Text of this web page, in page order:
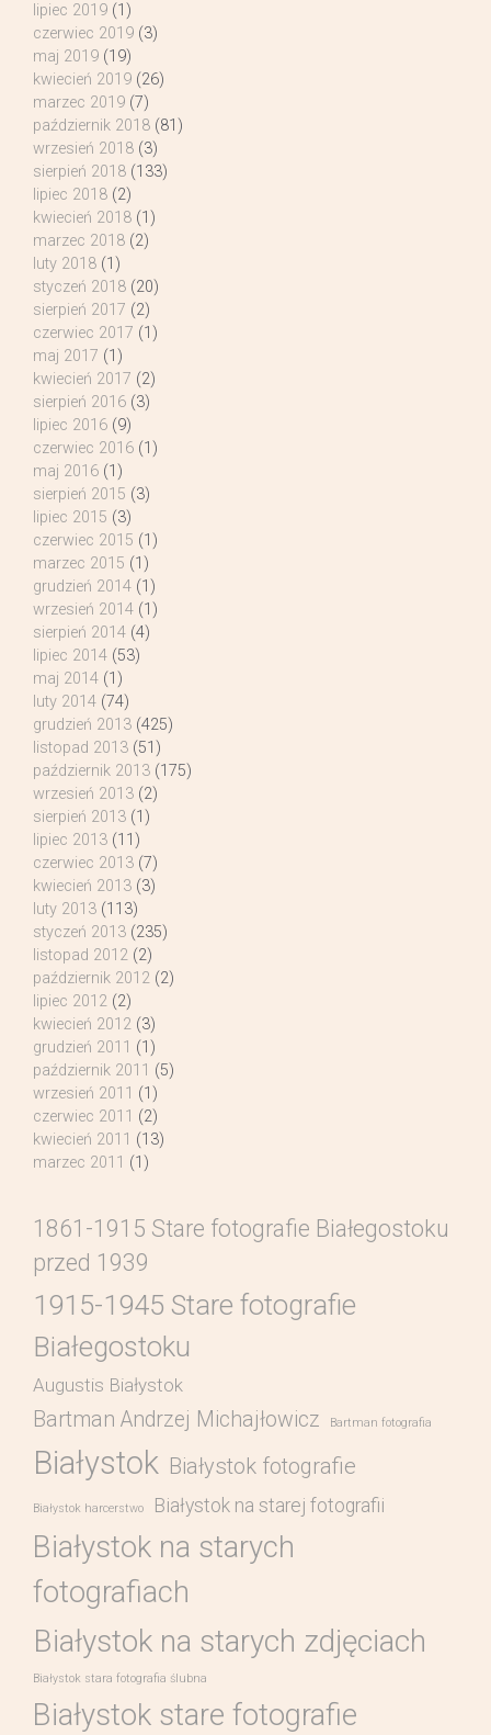
lipiec 2019 (1)
czerwiec 2019 (3)
maj 2019 (19)
kwiecień 2019 (26)
marzec 2019 (7)
październik 2018 (81)
wrzesień 2018 (3)
sierpień 2018 (133)
lipiec 2018 (2)
kwiecień 2018 (1)
marzec 2018 (2)
luty 2018 (1)
styczeń 2018 (20)
sierpień 2017 (2)
czerwiec 2017 (1)
maj 2017 (1)
kwiecień 2017 (2)
sierpień 2016 (3)
lipiec 2016 (9)
czerwiec 2016 (1)
maj 2016 (1)
sierpień 2015 (3)
lipiec 2015 (3)
czerwiec 2015 (1)
marzec 2015 (1)
grudzień 2014 (1)
wrzesień 2014 (1)
sierpień 2014 (4)
lipiec 2014 (53)
maj 2014 (1)
luty 2014 (74)
grudzień 2013 (425)
listopad 2013 (51)
październik 2013 (175)
wrzesień 2013 (2)
sierpień 2013 (1)
lipiec 2013 (11)
czerwiec 2013 (7)
kwiecień 2013 (3)
luty 2013 (113)
styczeń 2013 (235)
listopad 2012 (2)
październik 2012 (2)
lipiec 2012 (2)
kwiecień 2012 (3)
grudzień 2011 (1)
październik 2011 (5)
wrzesień 2011 (1)
czerwiec 2011 (2)
kwiecień 2011 (13)
marzec 2011 (1)
1861-1915 Stare fotografie Białegostoku
przed 1939
1915-1945 Stare fotografie
Białegostoku
Augustis Białystok
Bartman Andrzej Michajłowicz Bartman fotografia
Białystok Białystok fotografie
Białystok harcerstwo Białystok na starej fotografii
Białystok na starych
fotografiach
Białystok na starych zdjęciach
Białystok stara fotografia ślubna
Białystok stare fotografie